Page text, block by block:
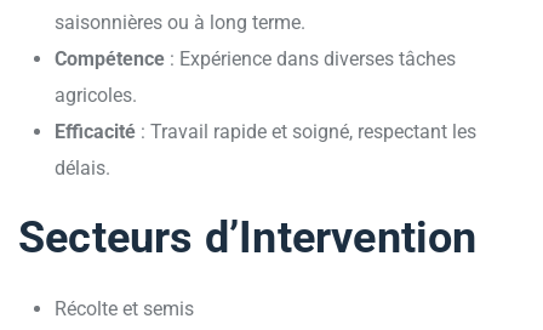
saisonnières ou à long terme.
Compétence : Expérience dans diverses tâches
agricoles.
Efficacité : Travail rapide et soigné, respectant les
délais.
Secteurs d’Intervention
Récolte et semis